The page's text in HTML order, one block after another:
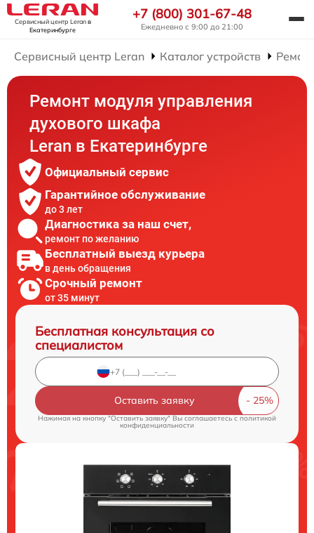
Сервисный центр Leranв
Екатеринбурге
+7 (800) 301-67-48
Ежедневно с 9:00 до 21:00
Сервисный центр Leran Каталог устройств
Ремонт модуля управления
духового шкафа
Leran в Екатеринбурге
Официальный сервис
Гарантийное обслуживание
до 3 лет
Диагностика за наш счет,
ремонт по желанию
Бесплатный выезд курьера
в день обращения
Срочный ремонт
от 35 минут
Бесплатная консультация со
специалистом
Оставить заявку
Нажимая на кнопку "Оставить заявку" Вы соглашаетесь c политикой
конфиденциальности